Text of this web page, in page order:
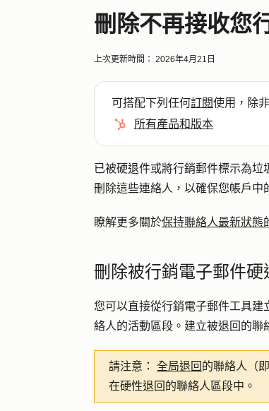
刪除不再接收您
上次更新時間： 2026年4月21日
可搭配下列任何訂閱使用，除
所有產品和版本
已被硬退件或將行銷郵件標示為
刪除這些連絡人，以確保您帳戶中
瞭解更多關於保持聯絡人最新狀態
刪除被行銷電子郵件
您可以直接從行銷電子郵件工具
絡人的活動區段。建立被退回的聯
請注意： 全局退回 的聯絡人（
在硬性退回的聯絡人區段中。